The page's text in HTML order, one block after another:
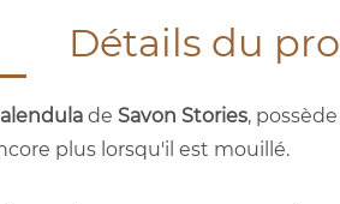
Détails du
de Savon Stories,
plus lorsqu'il est mouillé.